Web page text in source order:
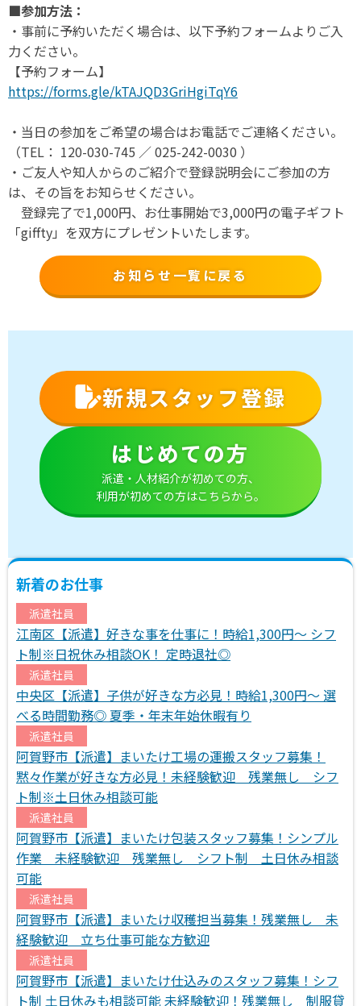
■参加方法：
・事前に予約いただく場合は、以下予約フォームよりご入
力ください。
【予約フォーム】
https://forms.gle/kTAJQD3GriHgiTqY6
・当日の参加をご希望の場合はお電話でご連絡ください。
（TEL： 120-030-745 ／ 025-242-0030 ）
・ご友人や知人からのご紹介で登録説明会にご参加の方
は、その旨をお知らせください。
登録完了で1,000円、お仕事開始で3,000円の電子ギフト
「giffty」を双方にプレゼントいたします。
お知らせ一覧に戻る
新規スタッフ登録
はじめての方
派遣・人材紹介が初めての方、
利用が初めての方はこちらから。
新着のお仕事
派遣社員
江南区【派遣】好きな事を仕事に！時給1,300円～ シフ
ト制※日祝休み相談OK！ 定時退社◎
派遣社員
中央区【派遣】子供が好きな方必見！時給1,300円～ 選
べる時間勤務◎ 夏季・年末年始休暇有り
派遣社員
阿賀野市【派遣】まいたけ工場の運搬スタッフ募集！
黙々作業が好きな方必見！未経験歓迎 残業無し シフ
ト制※土日休み相談可能
派遣社員
阿賀野市【派遣】まいたけ包装スタッフ募集！シンプル
作業 未経験歓迎 残業無し シフト制 土日休み相談
可能
派遣社員
阿賀野市【派遣】まいたけ収穫担当募集！残業無し 未
経験歓迎 立ち仕事可能な方歓迎
派遣社員
阿賀野市【派遣】まいたけ仕込みのスタッフ募集！シフ
ト制 土日休みも相談可能 未経験歓迎！残業無し 制服貸